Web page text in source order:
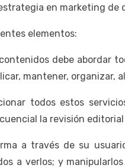
en marketing de
elementos:
debe abordar
mantener, organizar,
todos estos
la revisión editorial
a través de su
a verlos; y